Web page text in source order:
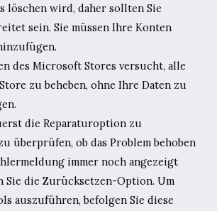
löschen wird, daher sollten Sie
sein. Sie müssen Ihre Konten
des Microsoft Stores versucht, alle
zu beheben, ohne Ihre Daten zu
die Reparaturoption zu
überprüfen, ob das Problem behoben
immer noch angezeigt
Sie die Zurücksetzen-Option. Um
auszuführen, befolgen Sie diese